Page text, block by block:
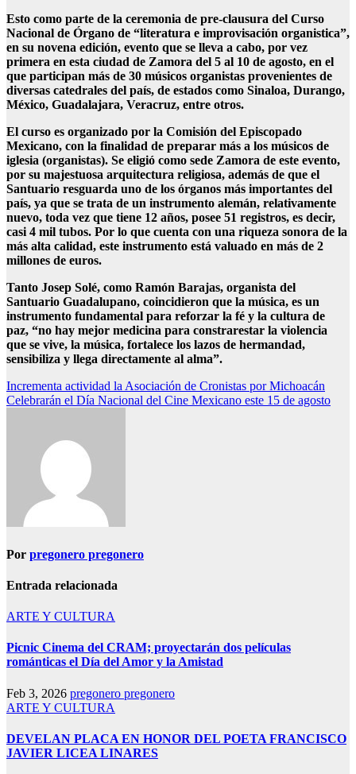
Esto como parte de la ceremonia de pre-clausura del Curso
Nacional de Órgano de “literatura e improvisación organistica”,
en su novena edición, evento que se lleva a cabo, por vez
primera en esta ciudad de Zamora del 5 al 10 de agosto, en el
que participan más de 30 músicos organistas provenientes de
diversas catedrales del país, de estados como Sinaloa, Durango,
México, Guadalajara, Veracruz, entre otros.
El curso es organizado por la Comisión del Episcopado
Mexicano, con la finalidad de preparar más a los músicos de
iglesia (organistas). Se eligió como sede Zamora de este evento,
por su majestuosa arquitectura religiosa, además de que el
Santuario resguarda uno de los órganos más importantes del
país, ya que se trata de un instrumento alemán, relativamente
nuevo, toda vez que tiene 12 años, posee 51 registros, es decir,
casi 4 mil tubos. Por lo que cuenta con una riqueza sonora de la
más alta calidad, este instrumento está valuado en más de 2
millones de euros.
Tanto Josep Solé, como Ramón Barajas, organista del
Santuario Guadalupano, coincidieron que la música, es un
instrumento fundamental para reforzar la fé y la cultura de
paz, “no hay mejor medicina para constrarestar la violencia
que se vive, la música, fortalece los lazos de hermandad,
sensibiliza y llega directamente al alma”.
Navegación
de
Incrementa actividad la Asociación de Cronistas por Michoacán
Celebrarán el Día Nacional del Cine Mexicano este 15 de agosto
Por pregonero pregonero
Entrada relacionada
ARTE Y CULTURA
Picnic Cinema del CRAM; proyectarán dos películas
románticas el Día del Amor y la Amistad
Feb 3, 2026 pregonero pregonero
ARTE Y CULTURA
DEVELAN PLACA EN HONOR DEL POETA FRANCISCO
JAVIER LICEA LINARES